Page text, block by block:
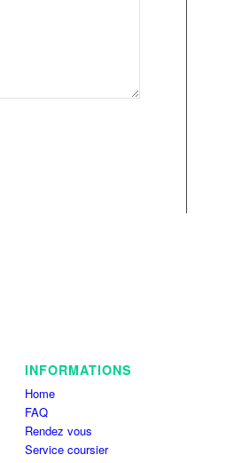
INFORMATIONS
Home
FAQ
Rendez vous
Service coursier